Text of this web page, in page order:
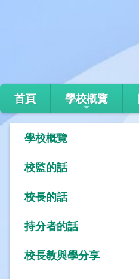
首頁 學校概覽
學校概覽
校監的話
校長的話
持分者的話
校長教與學分享